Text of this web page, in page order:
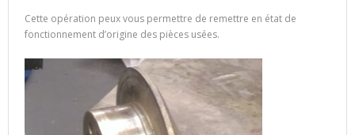
Cette opération peux vous permettre de remettre en état de
fonctionnement d’origine des pièces usées.